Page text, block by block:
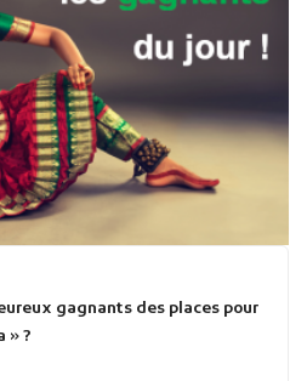
gagnants des places pour
» ?